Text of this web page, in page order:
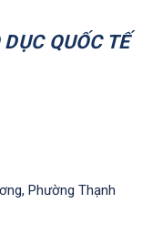
QUỐC TẾ
Phường Thạnh